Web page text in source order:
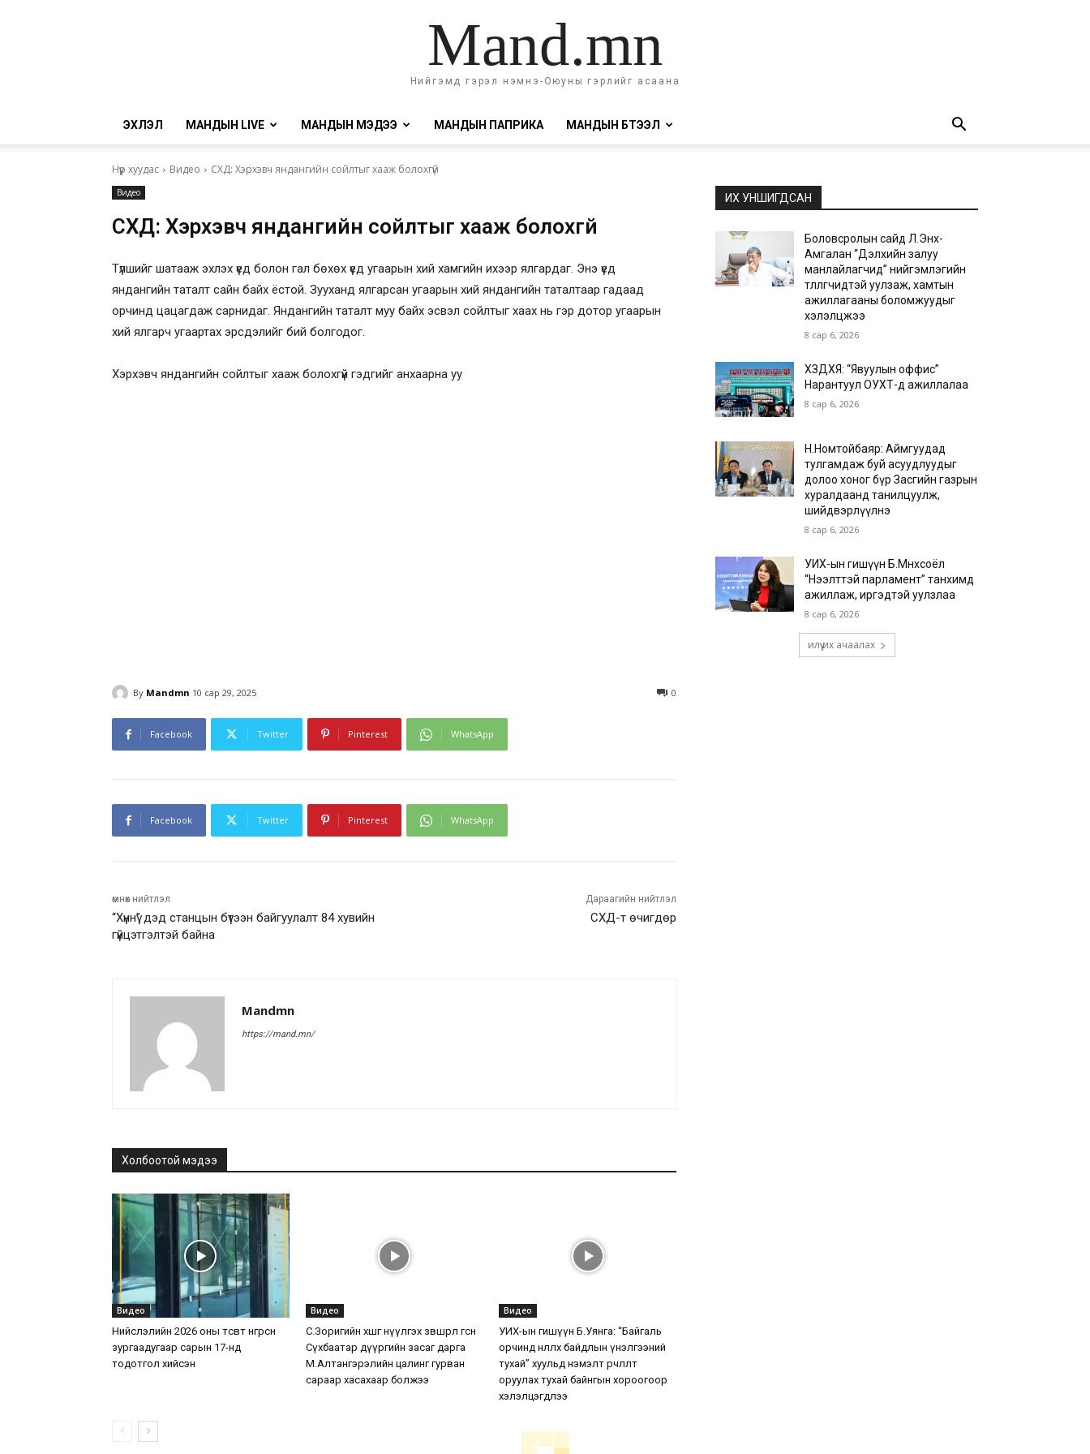
Mand.mn
Нийгэмд гэрэл нэмнэ-Оюуны гэрлийг асаана
ЭХЛЭЛ МАНДЫН LIVE МАНДЫН МЭДЭЭ МАНДЫН ПАПРИКА МАНДЫН БҮТЭЭЛ
Нүүр хуудас Видео СХД: Хэрхэвч яндангийн сойлтыг хааж болохгүй
Видео
СХД: Хэрхэвч яндангийн сойлтыг хааж болохгүй
Түлшийг шатааж эхлэх үед болон гал бөхөх үед угаарын хий хамгийн ихээр ялгардаг. Энэ үед
яндангийн таталт сайн байх ёстой. Зууханд ялгарсан угаарын хий яндангийн таталтаар гадаад
орчинд цацагдаж сарнидаг. Яндангийн таталт муу байх эсвэл сойлтыг хаах нь гэр дотор угаарын
хий ялгарч угаартах эрсдэлийг бий болгодог.
Хэрхэвч яндангийн сойлтыг хааж болохгүй гэдгийг анхаарна уу
By Mandmn 10 сар 29, 2025 0
Facebook Twitter Pinterest WhatsApp
Facebook Twitter Pinterest WhatsApp
өмнөх нийтлэл
“Хүннү” дэд станцын бүтээн байгуулалт 84 хувийн
гүйцэтгэлтэй байна
Дараагийн нийтлэл
СХД-т өчигдөр
Mandmn
https://mand.mn/
Холбоотой мэдээ
Видео
Нийслэлийн 2026 оны төсөвт өнгөрсөн
зургаадугаар сарын 17-нд
тодотгол хийсэн
Видео
С.Зоригийн хөшөөг нүүлгэх зөвшөөрөл өгсөн
Сүхбаатар дүүргийн засаг дарга
М.Алтангэрэлийн цалинг гурван
сараар хасахаар болжээ
Видео
УИХ-ын гишүүн Б.Уянга: “Байгаль
орчинд нөлөөлөх байдлын үнэлгээний
тухай” хуульд нэмэлт өөрчлөлт
оруулах тухай байнгын хороогоор
хэлэлцэгдлээ
ИХ УНШИГДСАН
Боловсролын сайд Л.Энх-
Амгалан “Дэлхийн залуу
манлайлагчид” нийгэмлэгийн
төлөөлөгчидтэй уулзаж, хамтын
ажиллагааны боломжуудыг
хэлэлцжээ
8 сар 6, 2026
ХЗДХЯ: “Явуулын оффис”
Нарантуул ОУХТ-д ажиллалаа
8 сар 6, 2026
Н.Номтойбаяр: Аймгуудад
тулгамдаж буй асуудлуудыг
долоо хоног бүр Засгийн газрын
хуралдаанд танилцуулж,
шийдвэрлүүлнэ
8 сар 6, 2026
УИХ-ын гишүүн Б.Мөнхсоёл
“Нээлттэй парламент” танхимд
ажиллаж, иргэдтэй уулзлаа
8 сар 6, 2026
илүү их ачаалах